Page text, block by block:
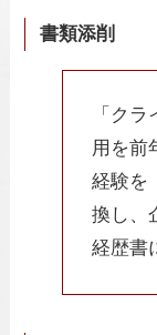
書類添削
「ク
用を前
経験を
換し、
経歴書